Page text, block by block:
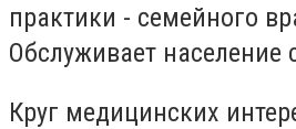
практики - семейного
Обслуживает население
Круг медицинских